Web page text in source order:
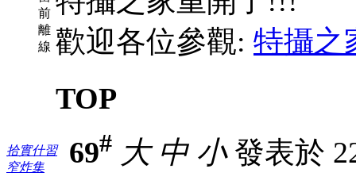
前
離
線 歡迎各位參觀: 特攝之
TOP
拾實什習
窄炸集
69# 大 中 小發表於